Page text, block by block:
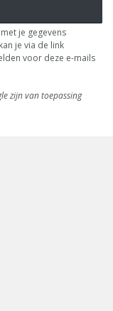
je gegevens
je via de link
voor deze e-mails
zijn van toepassing